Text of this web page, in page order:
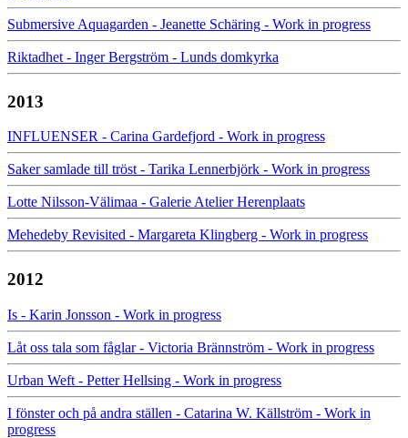
Submersive Aquagarden - Jeanette Schäring - Work in progress
Riktadhet - Inger Bergström - Lunds domkyrka
2013
INFLUENSER - Carina Gardefjord - Work in progress
Saker samlade till tröst - Tarika Lennerbjörk - Work in progress
Lotte Nilsson-Välimaa - Galerie Atelier Herenplaats
Mehedeby Revisited - Margareta Klingberg - Work in progress
2012
Is - Karin Jonsson - Work in progress
Låt oss tala som fåglar - Victoria Brännström - Work in progress
Urban Weft - Petter Hellsing - Work in progress
I fönster och på andra ställen - Catarina W. Källström - Work in
progress